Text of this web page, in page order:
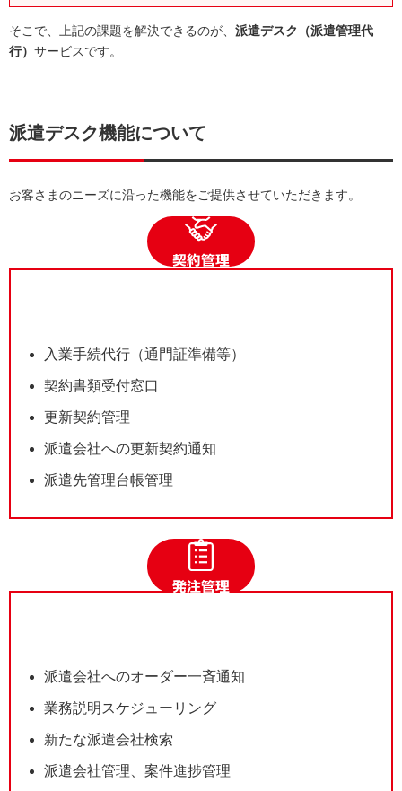
そこで、上記の課題を解決できるのが、 派遣デスク（派遣管理代
行） サービスです。
派遣デスク機能について
お客さまのニーズに沿った機能をご提供させていただきます。
入業手続代行（通門証準備等）
契約書類受付窓口
更新契約管理
派遣会社への更新契約通知
派遣先管理台帳管理
派遣会社へのオーダー一斉通知
業務説明スケジューリング
新たな派遣会社検索
派遣会社管理、案件進捗管理